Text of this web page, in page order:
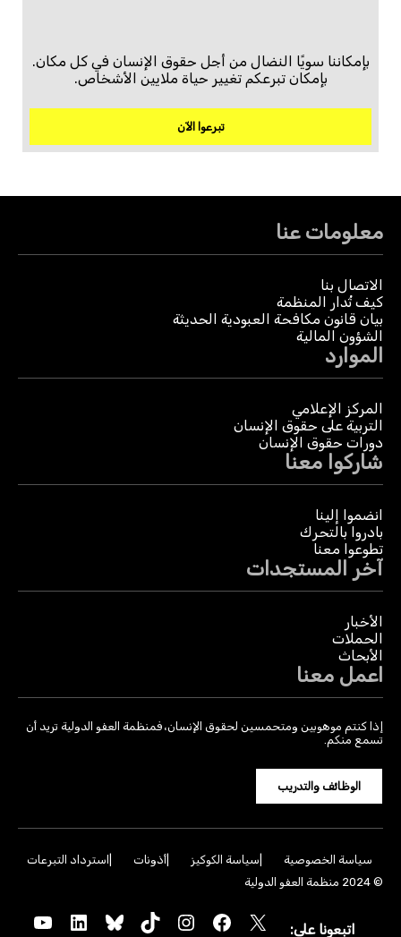
بإمكاننا سويًا النضال من أجل حقوق الإنسان في كل مكان.
بإمكان تبرعكم تغيير حياة ملايين الأشخاص.
تبرعوا الآن
معلومات عنا
الاتصال بنا
كيف تُدار المنظمة
بيان قانون مكافحة العبودية الحديثة
الشؤون المالية
الموارد
المركز الإعلامي
التربية على حقوق الإنسان
دورات حقوق الإنسان
شاركوا معنا
انضموا إلينا
بادروا بالتحرك
تطوعوا معنا
آخر المستجدات
الأخبار
الحملات
الأبحاث
اعمل معنا
إذا كنتم موهوبين ومتحمسين لحقوق الإنسان، فمنظمة العفو الدولية تريد أن
تسمع منكم.
الوظائف والتدريب
سياسة الخصوصية سياسة الكوكيز أذونات
استرداد التبرعات
© 2024 منظمة العفو الدولية
اتبعونا على: X
Facebook
Instagram
TikTok
Bluesky
LinkedIn
YouTube